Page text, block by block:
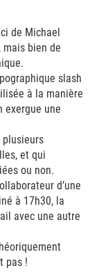
de Michael
mais bien de
slash
à la manière
exergue une
plusieurs
et qui
ou non.
d’une
à 17h30, la
avec une autre
pas !